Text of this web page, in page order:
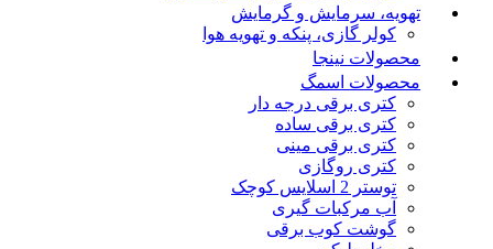
تهویه، سرمایش و گرمایش
کولر گازی، پنکه و تهویه هوا
محصولات نینجا
محصولات اسمگ
کتری برقی درجه دار
کتری برقی ساده
کتری برقی مینی
کتری روگازی
توستر 2 اسلایس کوچک
آب مرکبات گیری
گوشت کوب برقی